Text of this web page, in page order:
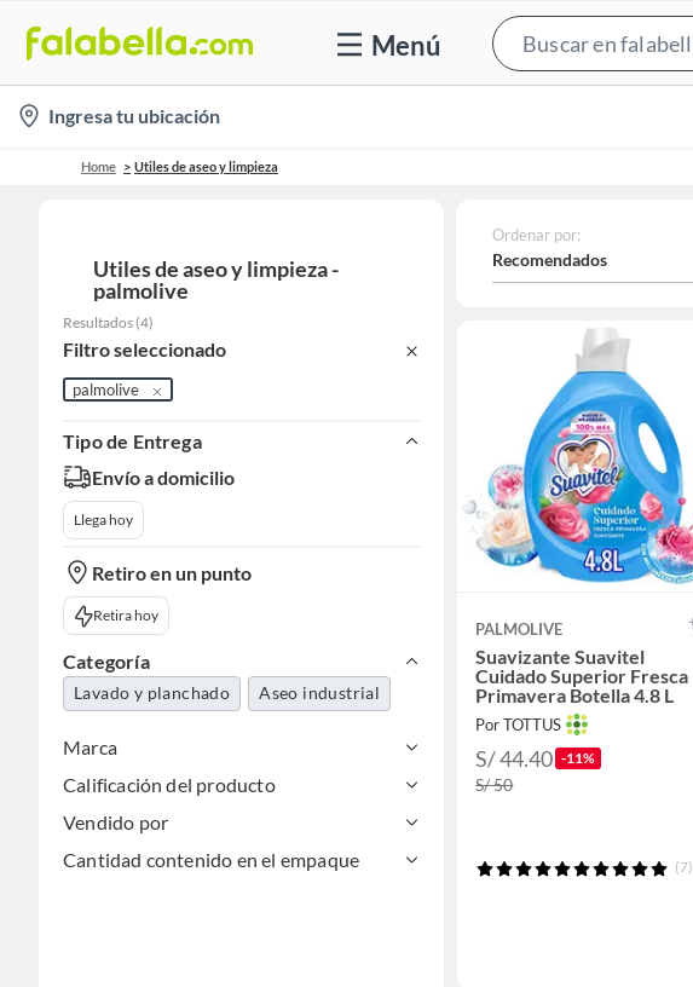
Menú
location-
icon
Ingresa tu ubicación
Home Utiles de aseo y limpieza
Utiles de aseo y limpieza -
palmolive
Resultados (4)
Filtro seleccionado
palmolive
Tipo de Entrega
Envío a domicilio
Llega hoy
Retiro en un punto
Retira hoy
Categoría
Lavado y planchado Aseo industrial
Marca
Calificación del producto
Vendido por
Cantidad contenido en el empaque
Ordenar por:
Recomendados
PALMOLIVE
Suavizante Suavitel
Cuidado Superior Fresca
Primavera Botella 4.8 L
Por TOTTUS
S/ 44.40 -11%
S/ 50
(7)